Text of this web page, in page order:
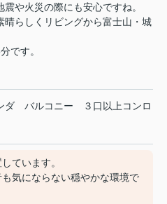
や火災の際にも安心ですね。
らしくリビングから富士山・城
です。
ダ バルコニー ３口以上コンロ
ています。
気にならない穏やかな環境で